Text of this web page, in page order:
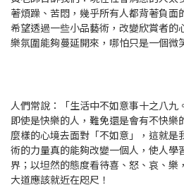
著煩躁、苦悶，幾乎所有人都背著負面
希望透過一些小品藝術，改變欣賞者的
樂氛圍能夠蔓延開來，哪怕只是一個微
人們常說：「生活中不如意事十之八九
即使是快樂的人，難免還是會有不快樂
麼樣的心境去面對「不如意」，這就是
術的力量真的能夠改變一個人，使人學
界；以坦然的態度看待喜、怒、哀、樂
大道應該就近在咫尺！